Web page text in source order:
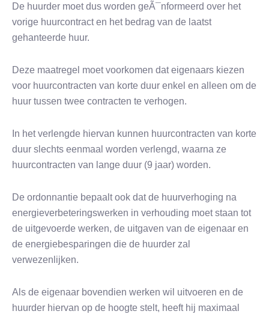
De huurder moet dus worden geÃ¯nformeerd over het
vorige huurcontract en het bedrag van de laatst
gehanteerde huur.
Deze maatregel moet voorkomen dat eigenaars kiezen
voor huurcontracten van korte duur enkel en alleen om de
huur tussen twee contracten te verhogen.
In het verlengde hiervan kunnen huurcontracten van korte
duur slechts eenmaal worden verlengd, waarna ze
huurcontracten van lange duur (9 jaar) worden.
De ordonnantie bepaalt ook dat de huurverhoging na
energieverbeteringswerken in verhouding moet staan tot
de uitgevoerde werken, de uitgaven van de eigenaar en
de energiebesparingen die de huurder zal
verwezenlijken.
Als de eigenaar bovendien werken wil uitvoeren en de
huurder hiervan op de hoogte stelt, heeft hij maximaal